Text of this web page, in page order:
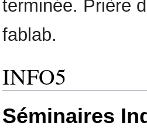
terminée. Prière
fablab.
INFO5
Séminaires